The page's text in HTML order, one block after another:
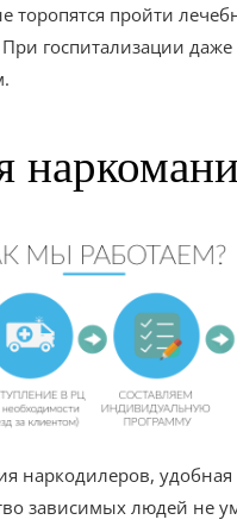
пройти
госпитализации
зависимых людей не